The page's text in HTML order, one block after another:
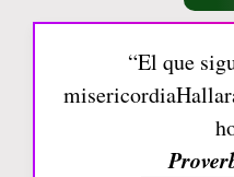
“El que